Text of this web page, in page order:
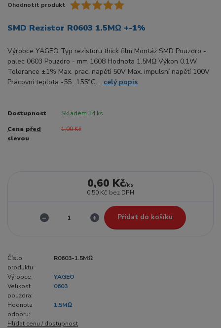
Ohodnotit produkt
SMD Rezistor R0603 1.5MΩ +-1%
Výrobce YAGEO Typ rezistoru thick film Montáž SMD Pouzdro -
palec 0603 Pouzdro - mm 1608 Hodnota 1.5MΩ Výkon 0.1W
Tolerance ±1% Max. prac. napětí 50V Max. impulsní napětí 100V
Pracovní teplota -55...155°C ... celý popis
Dostupnost Skladem 34 ks
Cena před
slevou
1,00 Kč
0,60 Kč/ks
0,50 Kč bez DPH
Přidat do košíku
Číslo
produktu:
R0603-1.5MΩ
Výrobce:
YAGEO
Velikost
pouzdra:
0603
Hodnota
odporu:
1.5MΩ
Hlídat cenu / dostupnost